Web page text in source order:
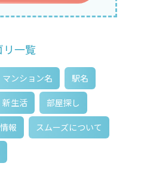
リ一覧
マンション名 駅名
新生活 部屋探し
報 スムーズについて